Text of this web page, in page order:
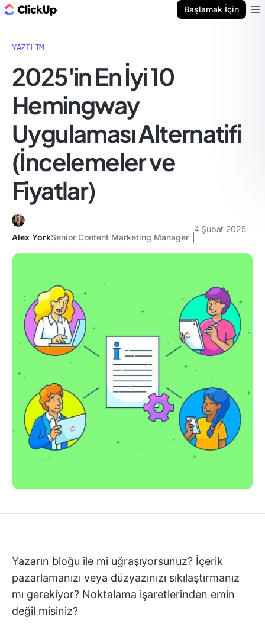
Başlamak İçin
YAZILIM
2025'in En İyi 10
Hemingway
Uygulaması Alternatifi
(İncelemeler ve
Fiyatlar)
Alex YorkSenior Content Marketing Manager
4 Şubat 2025
Yazarın bloğu ile mi uğraşıyorsunuz? İçerik
pazarlamanızı veya düzyazınızı sıkılaştırmanız
mı gerekiyor? Noktalama işaretlerinden emin
değil misiniz?